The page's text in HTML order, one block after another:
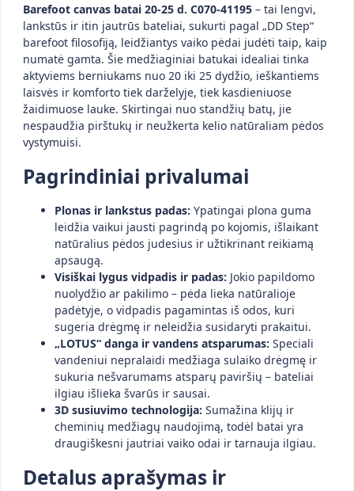
Barefoot canvas batai 20-25 d. C070-41195 – tai lengvi,
lankstūs ir itin jautrūs bateliai, sukurti pagal „DD Step“
barefoot filosofiją, leidžiantys vaiko pėdai judėti taip, kaip
numatė gamta. Šie medžiaginiai batukai idealiai tinka
aktyviems berniukams nuo 20 iki 25 dydžio, ieškantiems
laisvės ir komforto tiek darželyje, tiek kasdieniuose
žaidimuose lauke. Skirtingai nuo standžių batų, jie
nespaudžia pirštukų ir neužkerta kelio natūraliam pėdos
vystymuisi.
Pagrindiniai privalumai
Plonas ir lankstus padas: Ypatingai plona guma
leidžia vaikui jausti pagrindą po kojomis, išlaikant
natūralius pėdos judesius ir užtikrinant reikiamą
apsaugą.
Visiškai lygus vidpadis ir padas: Jokio papildomo
nuolydžio ar pakilimo – pėda lieka natūralioje
padėtyje, o vidpadis pagamintas iš odos, kuri
sugeria drėgmę ir neleidžia susidaryti prakaitui.
„LOTUS“ danga ir vandens atsparumas: Speciali
vandeniui nepralaidi medžiaga sulaiko drėgmę ir
sukuria nešvarumams atsparų paviršių – bateliai
ilgiau išlieka švarūs ir sausai.
3D susiuvimo technologija: Sumažina klijų ir
cheminių medžiagų naudojimą, todėl batai yra
draugiškesni jautriai vaiko odai ir tarnauja ilgiau.
Detalus aprašymas ir